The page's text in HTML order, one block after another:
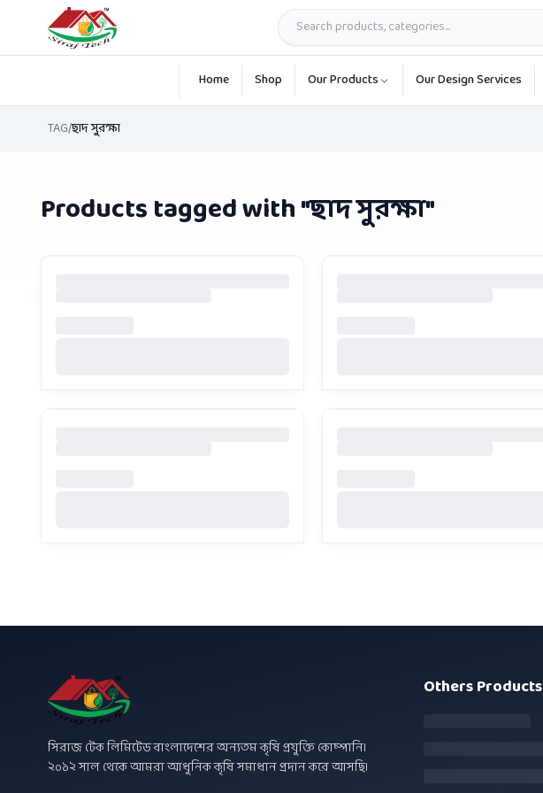
Skip to main content
Home Shop Our Products Our Design Services
TAG/ছাদ সুরক্ষা
Products tagged with "ছাদ সুরক্ষা"
সিরাজ টেক লিমিটেড বাংলাদেশের অন্যতম কৃষি প্রযুক্তি কোম্পানি।
২০১২ সাল থেকে আমরা আধুনিক কৃষি সমাধান প্রদান করে আসছি।
Others Products